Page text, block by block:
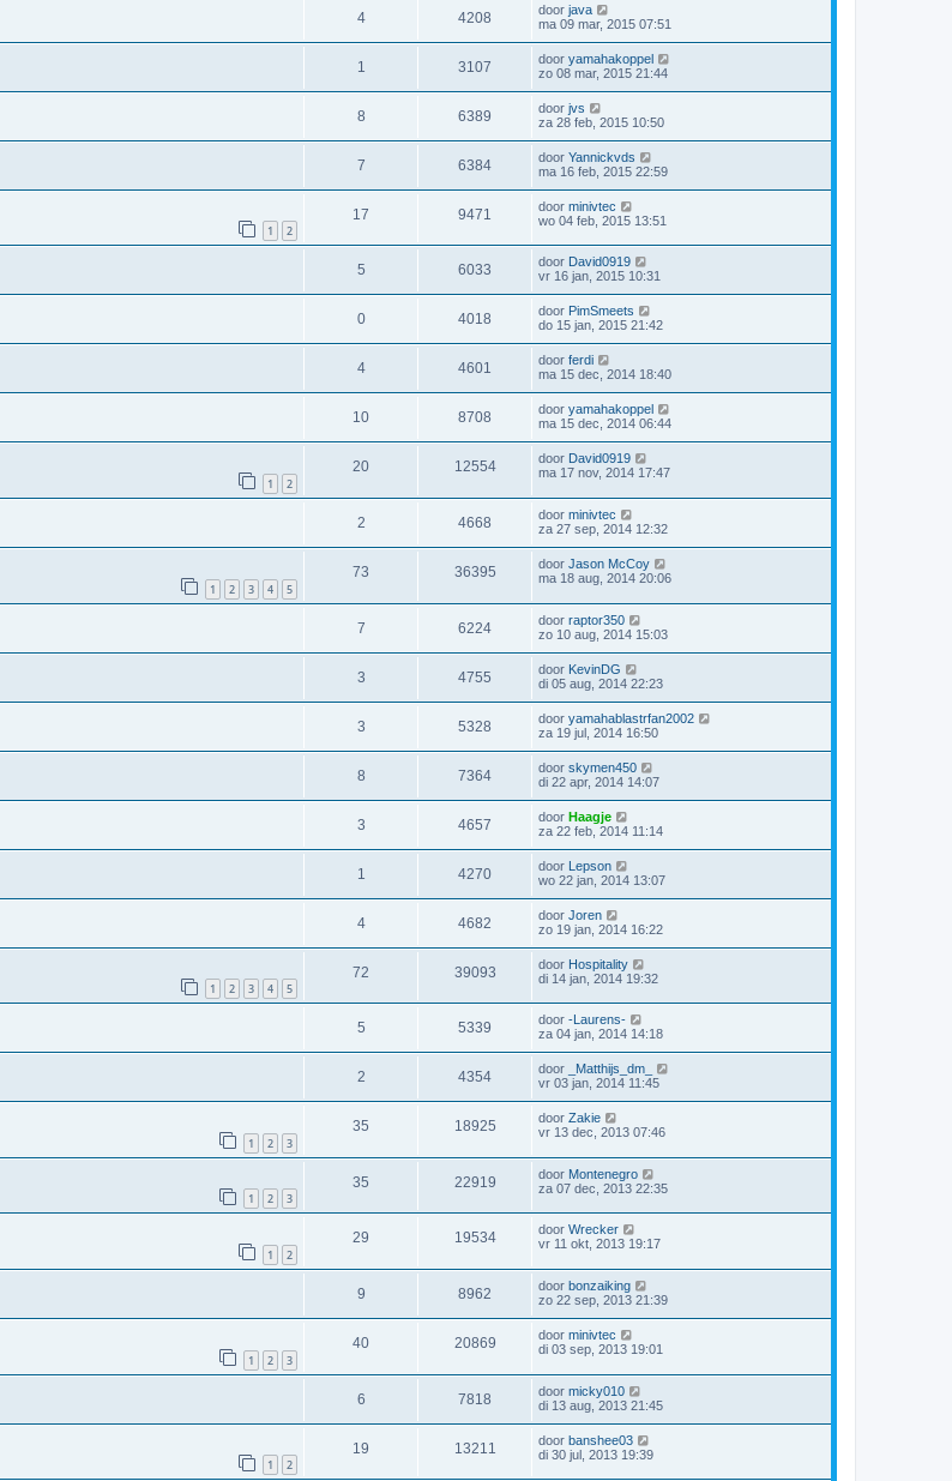
4 4208 door java
ma 09 mar, 2015 07:51
1 3107 door yamahakoppel
zo 08 mar, 2015 21:44
8 6389 door jvs
za 28 feb, 2015 10:50
7 6384 door Yannickvds
ma 16 feb, 2015 22:59
1 2
17 9471 door minivtec
wo 04 feb, 2015 13:51
5 6033 door David0919
vr 16 jan, 2015 10:31
0 4018 door PimSmeets
do 15 jan, 2015 21:42
4 4601 door ferdi
ma 15 dec, 2014 18:40
10 8708 door yamahakoppel
ma 15 dec, 2014 06:44
1 2
20 12554 door David0919
ma 17 nov, 2014 17:47
2 4668 door minivtec
za 27 sep, 2014 12:32
1 2 3 4 5
73 36395 door Jason McCoy
ma 18 aug, 2014 20:06
7 6224 door raptor350
zo 10 aug, 2014 15:03
3 4755 door KevinDG
di 05 aug, 2014 22:23
3 5328 door yamahablastrfan2002
za 19 jul, 2014 16:50
8 7364 door skymen450
di 22 apr, 2014 14:07
3 4657 door Haagje
za 22 feb, 2014 11:14
1 4270 door Lepson
wo 22 jan, 2014 13:07
4 4682 door Joren
zo 19 jan, 2014 16:22
1 2 3 4 5
72 39093 door Hospitality
di 14 jan, 2014 19:32
5 5339 door -Laurens-
za 04 jan, 2014 14:18
2 4354 door
_Matthijs_dm_
vr 03 jan, 2014 11:45
1 2 3
35 18925 door Zakie
vr 13 dec, 2013 07:46
1 2 3
35 22919 door Montenegro
za 07 dec, 2013 22:35
1 2
29 19534 door Wrecker
vr 11 okt, 2013 19:17
9 8962 door bonzaiking
zo 22 sep, 2013 21:39
1 2 3
40 20869 door minivtec
di 03 sep, 2013 19:01
6 7818 door micky010
di 13 aug, 2013 21:45
1 2
19 13211 door banshee03
di 30 jul, 2013 19:39